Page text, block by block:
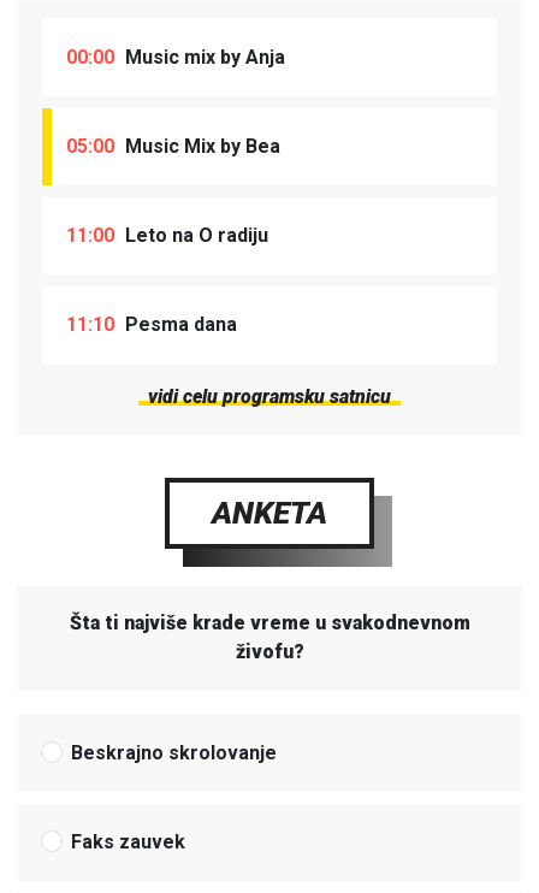
00:00 Music mix by Anja
05:00 Music Mix by Bea
11:00 Leto na O radiju
11:10 Pesma dana
vidi celu programsku satnicu
ANKETA
Šta ti najviše krade vreme u svakodnevnom
živofu?
Beskrajno skrolovanje
Faks zauvek